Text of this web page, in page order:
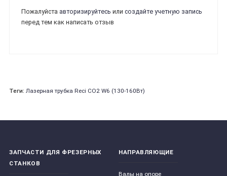
Пожалуйста авторизируйтесь или создайте учетную запись
перед тем как написать отзыв
Теги: Лазерная трубка Reci CO2 W6 (130-160Вт)
ЗАПЧАСТИ ДЛЯ ФРЕЗЕРНЫХ
СТАНКОВ
НАПРАВЛЯЮЩИЕ
Валы на опоре